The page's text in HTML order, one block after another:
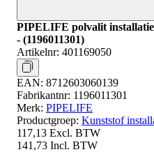
PIPELIFE polvalit
- (1196011301)
Artikelnr: 401169050
EAN: 8712603060139
Fabrikantnr: 1196011301
Merk: PIPELIFE
Productgroep: Kunststof
117,13 Excl. BTW
141,73 Incl. BTW